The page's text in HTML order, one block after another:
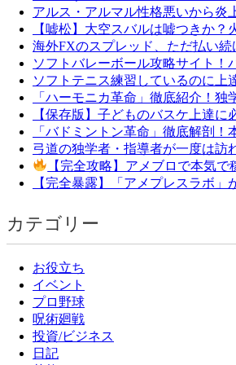
アルス・アルマル性格悪いから炎
【嘘松】大空スバルは嘘つきか
海外FXのスプレッド、ただ払い
ソフトバレーボール攻略サイト！
ソフトテニス練習しているのに上
「ハーモニカ革命」徹底紹介！
【保存版】子どものバスケ上達
「バドミントン革命」徹底解剖
弓道の独学者・指導者が一度は訪
【完全攻略】アメブロで本気
【完全暴露】「アメプレスラボ
カテゴリー
お役立ち
イベント
プロ野球
呪術廻戦
投資/ビジネス
日記